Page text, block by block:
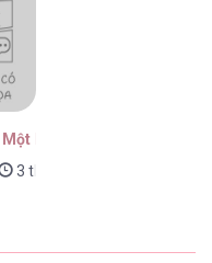
– Chap 39
Idol Thất Bại
3 tháng trước